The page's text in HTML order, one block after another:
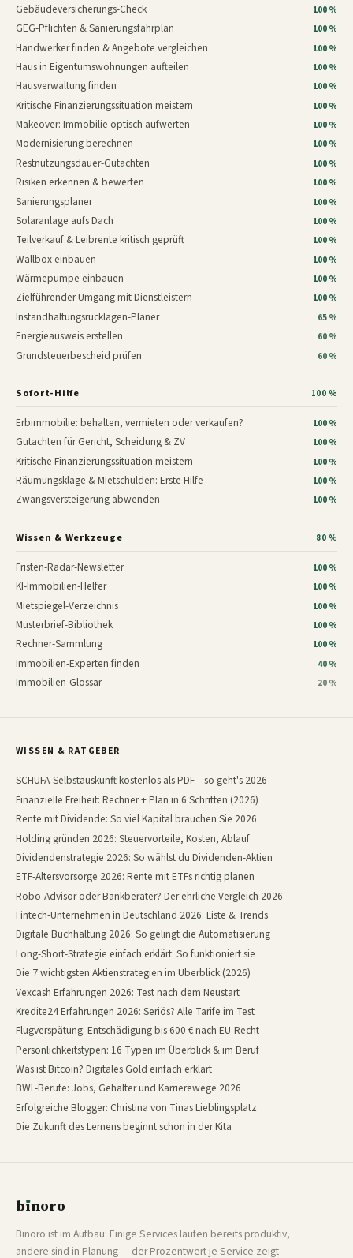
Gebäudeversicherungs-Check 100 %
GEG-Pflichten & Sanierungsfahrplan 100 %
Handwerker finden & Angebote vergleichen 100 %
Haus in Eigentumswohnungen aufteilen 100 %
Hausverwaltung finden 100 %
Kritische Finanzierungssituation meistern 100 %
Makeover: Immobilie optisch aufwerten 100 %
Modernisierung berechnen 100 %
Restnutzungsdauer-Gutachten 100 %
Risiken erkennen & bewerten 100 %
Sanierungsplaner 100 %
Solaranlage aufs Dach 100 %
Teilverkauf & Leibrente kritisch geprüft 100 %
Wallbox einbauen 100 %
Wärmepumpe einbauen 100 %
Zielführender Umgang mit Dienstleistern 100 %
Instandhaltungsrücklagen-Planer 65 %
Energieausweis erstellen 60 %
Grundsteuerbescheid prüfen 60 %
Sofort-Hilfe 100 %
Erbimmobilie: behalten, vermieten oder verkaufen? 100 %
Gutachten für Gericht, Scheidung & ZV 100 %
Kritische Finanzierungssituation meistern 100 %
Räumungsklage & Mietschulden: Erste Hilfe 100 %
Zwangsversteigerung abwenden 100 %
Wissen & Werkzeuge 80 %
Fristen-Radar-Newsletter 100 %
KI-Immobilien-Helfer 100 %
Mietspiegel-Verzeichnis 100 %
Musterbrief-Bibliothek 100 %
Rechner-Sammlung 100 %
Immobilien-Experten finden 40 %
Immobilien-Glossar 20 %
WISSEN & RATGEBER
SCHUFA-Selbstauskunft kostenlos als PDF – so geht's 2026
Finanzielle Freiheit: Rechner + Plan in 6 Schritten (2026)
Rente mit Dividende: So viel Kapital brauchen Sie 2026
Holding gründen 2026: Steuervorteile, Kosten, Ablauf
Dividendenstrategie 2026: So wählst du Dividenden-Aktien
ETF-Altersvorsorge 2026: Rente mit ETFs richtig planen
Robo-Advisor oder Bankberater? Der ehrliche Vergleich 2026
Fintech-Unternehmen in Deutschland 2026: Liste & Trends
Digitale Buchhaltung 2026: So gelingt die Automatisierung
Long-Short-Strategie einfach erklärt: So funktioniert sie
Die 7 wichtigsten Aktienstrategien im Überblick (2026)
Vexcash Erfahrungen 2026: Test nach dem Neustart
Kredite24 Erfahrungen 2026: Seriös? Alle Tarife im Test
Flugverspätung: Entschädigung bis 600 € nach EU-Recht
Persönlichkeitstypen: 16 Typen im Überblick & im Beruf
Was ist Bitcoin? Digitales Gold einfach erklärt
BWL-Berufe: Jobs, Gehälter und Karrierewege 2026
Erfolgreiche Blogger: Christina von Tinas Lieblingsplatz
Die Zukunft des Lernens beginnt schon in der Kita
bınoro
Binoro ist im Aufbau: Einige Services laufen bereits produktiv,
andere sind in Planung — der Prozentwert je Service zeigt